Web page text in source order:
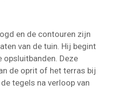
en de contouren zijn
van de tuin. Hij begint
opsluitbanden. Deze
de oprit of het terras bij
tegels na verloop van